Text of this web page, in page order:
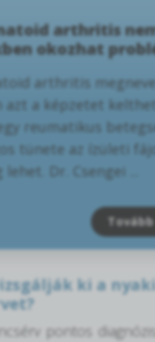
arthritis
okozhat
arthritis
azt a képzetet
reumatikus
tünete az ízületi
Dr. Csengei ...
ki a nyaki
pontos